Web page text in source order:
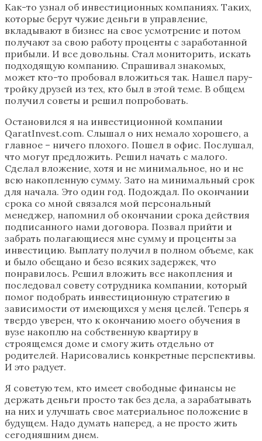
Как-то узнал об инвестиционных компаниях. Таких,
которые берут чужие деньги в управление,
вкладывают в бизнес на свое усмотрение и потом
получают за свою работу проценты с заработанной
прибыли. И все довольны. Стал мониторить, искать
подходящую компанию. Спрашивал знакомых,
может кто-то пробовал вложиться так. Нашел пару-
тройку друзей из тех, кто был в этой теме. В общем
получил советы и решил попробовать.
Остановился я на инвестиционной компании
QaratInvest.com. Слышал о них немало хорошего, а
главное – ничего плохого. Пошел в офис. Послушал,
что могут предложить. Решил начать с малого.
Сделал вложение, хотя и не минимальное, но и не
всю накопленную сумму. Зато на минимальный срок
для начала. Это один год. Подождал. По окончании
срока со мной связался мой персональный
менеджер, напомнил об окончании срока действия
подписанного нами договора. Позвал прийти и
забрать полагающиеся мне сумму и проценты за
инвестицию. Выплату получил в полном объеме, как
и было обещано и безо всяких задержек, что
понравилось. Решил вложить все накопления и
последовал совету сотрудника компании, который
помог подобрать инвестиционную стратегию в
зависимости от имеющихся у меня целей. Теперь я
твердо уверен, что к окончанию моего обучения в
вузе накоплю на собственную квартиру в
строящемся доме и смогу жить отдельно от
родителей. Нарисовались конкретные перспективы.
И это радует.
Я советую тем, кто имеет свободные финансы не
держать деньги просто так без дела, а зарабатывать
на них и улучшать свое материальное положение в
будущем. Надо думать наперед, а не просто жить
сегодняшним днем.